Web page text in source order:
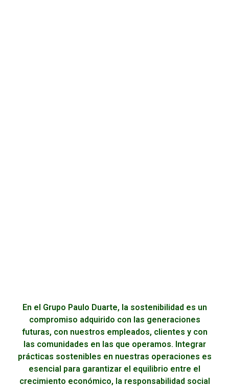
En el Grupo Paulo Duarte, la sostenibilidad es un
compromiso adquirido con las generaciones
futuras, con nuestros empleados, clientes y con
las comunidades en las que operamos. Integrar
prácticas sostenibles en nuestras operaciones es
esencial para garantizar el equilibrio entre el
crecimiento económico, la responsabilidad social